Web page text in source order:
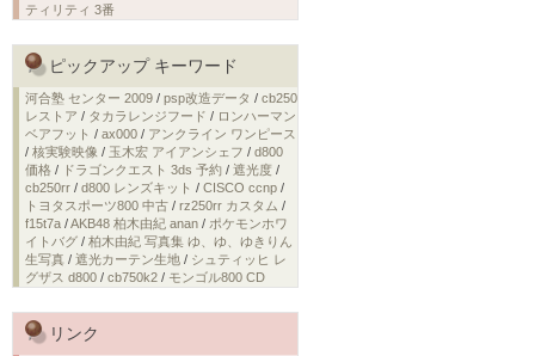
ティリティ 3番
ピックアップ キーワード
河合塾 センター 2009 / psp改造データ / cb250
レストア / タカラレンジフード / ロンハーマン
ベアフット / ax000 / アンクライン ワンピース
/ 核実験映像 / 玉木宏 アイアンシェフ / d800
価格 / ドラゴンクエスト 3ds 予約 / 遮光度 /
cb250rr / d800 レンズキット / CISCO ccnp /
トヨタスポーツ800 中古 / rz250rr カスタム /
f15t7a /AKB48 柏木由紀 anan / ポケモンホワ
イトバグ / 柏木由紀 写真集 ゆ、ゆ、ゆきりん
生写真 / 遮光カーテン生地 / シュティッヒ レ
グザス d800 / cb750k2 / モンゴル800 CD
リンク